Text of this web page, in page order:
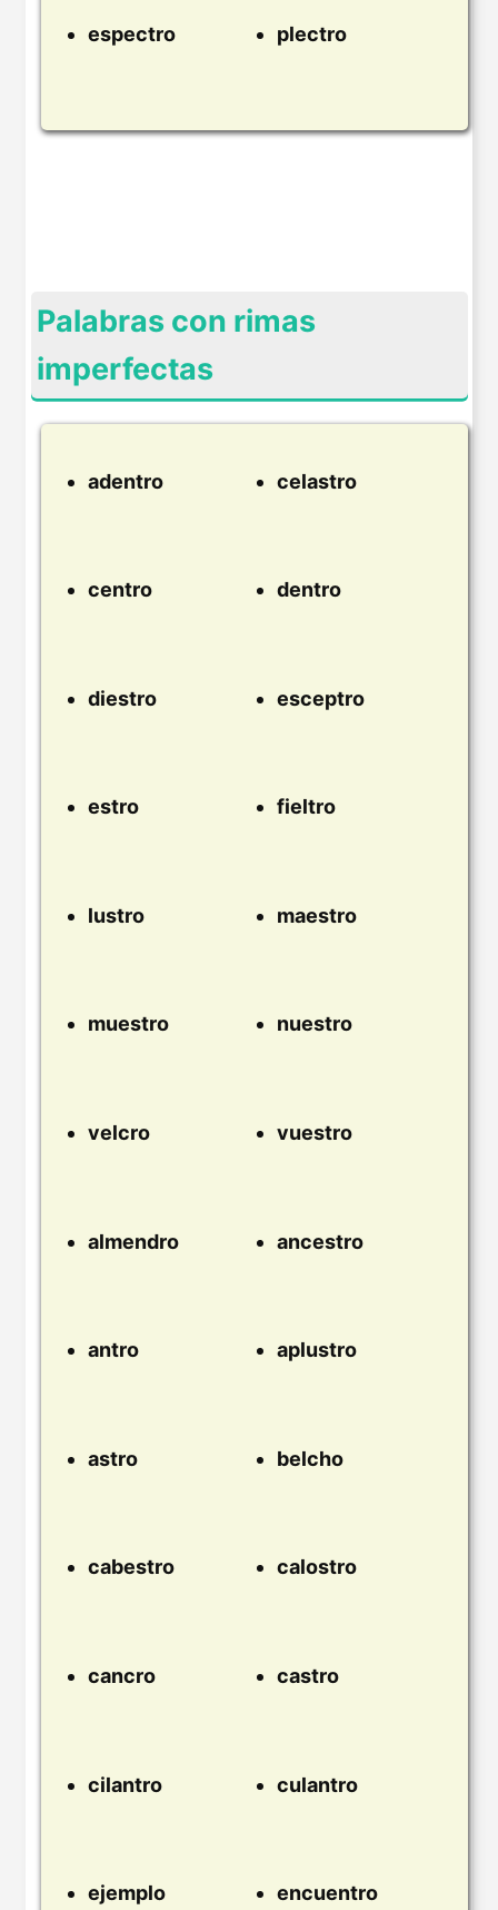
espectro plectro
Palabras con rimas
imperfectas
adentro celastro
centro dentro
diestro esceptro
estro fieltro
lustro maestro
muestro nuestro
velcro vuestro
almendro ancestro
antro aplustro
astro belcho
cabestro calostro
cancro castro
cilantro culantro
ejemplo encuentro